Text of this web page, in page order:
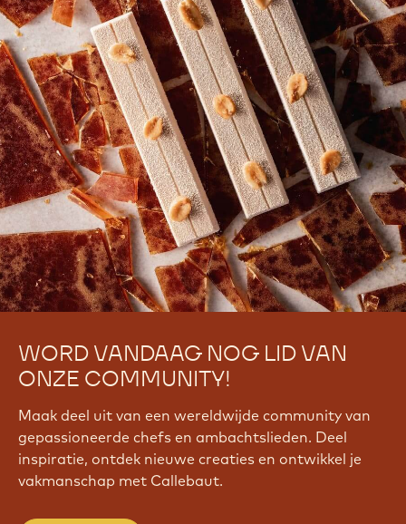
WORD VANDAAG NOG LID VAN
ONZE COMMUNITY!
Maak deel uit van een wereldwijde community van
gepassioneerde chefs en ambachtslieden. Deel
inspiratie, ontdek nieuwe creaties en ontwikkel je
vakmanschap met Callebaut.